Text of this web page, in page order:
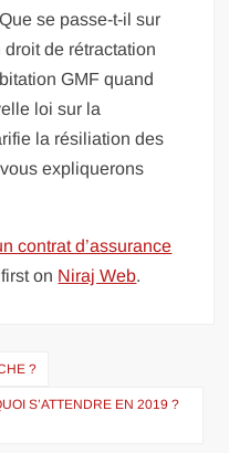
se passe-t-il sur
de rétractation
GMF quand
loi sur la
la résiliation des
expliquerons
contrat d’assurance
on Niraj Web.
?
S’ATTENDRE EN 2019 ?